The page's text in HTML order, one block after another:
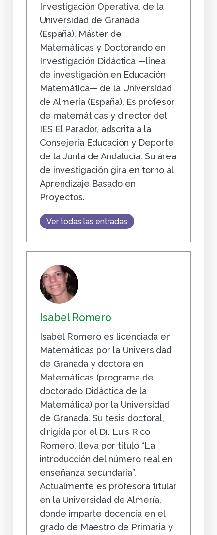
Investigación Operativa, de la
Universidad de Granada
(España). Máster de
Matemáticas y Doctorando en
Investigación Didáctica —línea
de investigación en Educación
Matemática— de la Universidad
de Almería (España). Es profesor
de matemáticas y director del
IES El Parador, adscrita a la
Consejería Educación y Deporte
de la Junta de Andalucía. Su área
de investigación gira en torno al
Aprendizaje Basado en
Proyectos.
Ver todas las entradas
Isabel Romero
Isabel Romero es licenciada en
Matemáticas por la Universidad
de Granada y doctora en
Matemáticas (programa de
doctorado Didáctica de la
Matemática) por la Universidad
de Granada. Su tesis doctoral,
dirigida por el Dr. Luis Rico
Romero, lleva por título “La
introducción del número real en
enseñanza secundaria”.
Actualmente es profesora titular
en la Universidad de Almería,
donde imparte docencia en el
grado de Maestro de Primaria y